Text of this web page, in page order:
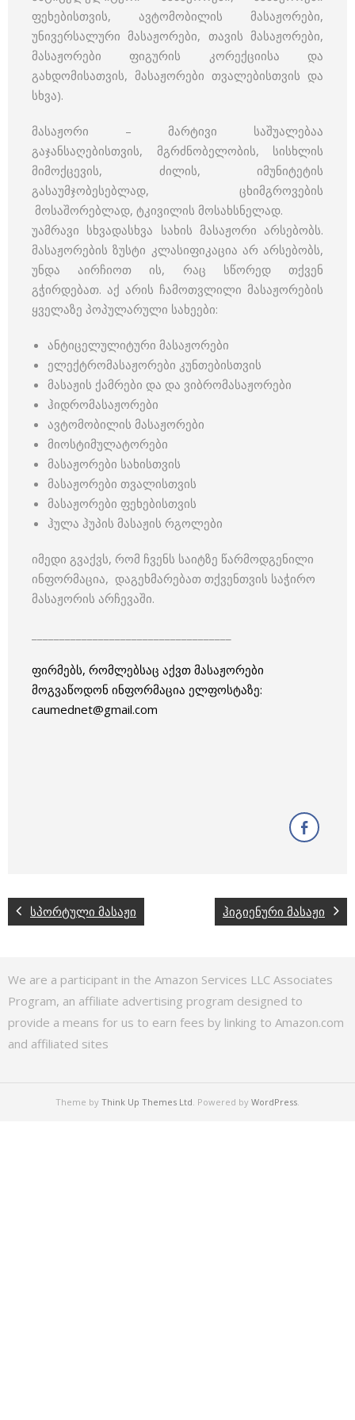
ფეხებისთვის, ავტომობილის მასაჟორები,
უნივერსალური მასაჟორები, თავის მასაჟორები,
მასაჟორები ფიგურის კორექციისა და
გახდომისათვის, მასაჟორები თვალებისთვის და
სხვა).
მასაჟორი – მარტივი საშუალებაა
გაჯანსაღებისთვის, მგრძნობელობის, სისხლის
მიმოქცევის, ძილის, იმუნიტეტის
გასაუმჯობესებლად, ცხიმგროვების
მოსაშორებლად, ტკივილის მოსახსნელად.
უამრავი სხვადასხვა სახის მასაჟორი არსებობს.
მასაჟორების ზუსტი კლასიფიკაცია არ არსებობს,
უნდა აირჩიოთ ის, რაც სწორედ თქვენ
გჭირდებათ. აქ არის ჩამოთვლილი მასაჟორების
ყველაზე პოპულარული სახეები:
ანტიცელულიტური მასაჟორები
ელექტრომასაჟორები კუნთებისთვის
მასაჟის ქამრები და და ვიბრომასაჟორები
ჰიდრომასაჟორები
ავტომობილის მასაჟორები
მიოსტიმულატორები
მასაჟორები სახისთვის
მასაჟორები თვალისთვის
მასაჟორები ფეხებისთვის
ჰულა ჰუპის მასაჟის რგოლები
იმედი გვაქვს, რომ ჩვენს საიტზე წარმოდგენილი
ინფორმაცია, დაგეხმარებათ თქვენთვის საჭირო
მასაჟორის არჩევაში.
ფირმებს, რომლებსაც აქვთ მასაჟორები
მოგვაწოდონ ინფორმაცია ელფოსტაზე:
caumednet@gmail.com
სპორტული მასაჟი ჰიგიენური მასაჟი
We are a participant in the Amazon Services LLC Associates
Program, an affiliate advertising program designed to
provide a means for us to earn fees by linking to Amazon.com
and affiliated sites
Theme by Think Up Themes Ltd. Powered by WordPress.